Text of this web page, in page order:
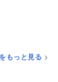
もっと見る